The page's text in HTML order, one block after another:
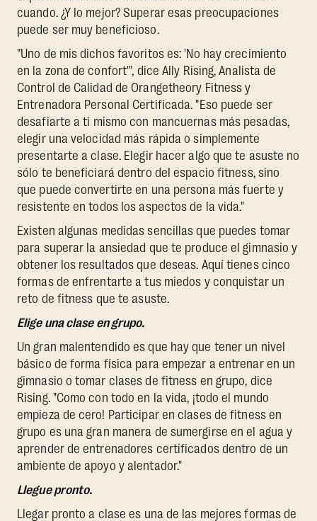
cuando. ¿Y lo mejor? Superar esas preocupaciones
puede ser muy beneficioso.
"Uno de mis dichos favoritos es: 'No hay crecimiento
en la zona de confort'", dice Ally Rising, Analista de
Control de Calidad de Orangetheory Fitness y
Entrenadora Personal Certificada. "Eso puede ser
desafiarte a ti mismo con mancuernas más pesadas,
elegir una velocidad más rápida o simplemente
presentarte a clase. Elegir hacer algo que te asuste no
sólo te beneficiará dentro del espacio fitness, sino
que puede convertirte en una persona más fuerte y
resistente en todos los aspectos de la vida."
Existen algunas medidas sencillas que puedes tomar
para superar la ansiedad que te produce el gimnasio y
obtener los resultados que deseas. Aquí tienes cinco
formas de enfrentarte a tus miedos y conquistar un
reto de fitness que te asuste.
Elige una clase en grupo.
Un gran malentendido es que hay que tener un nivel
básico de forma física para empezar a entrenar en un
gimnasio o tomar clases de fitness en grupo, dice
Rising. "Como con todo en la vida, ¡todo el mundo
empieza de cero! Participar en clases de fitness en
grupo es una gran manera de sumergirse en el agua y
aprender de entrenadores certificados dentro de un
ambiente de apoyo y alentador."
Llegue pronto.
Llegar pronto a clase es una de las mejores formas de